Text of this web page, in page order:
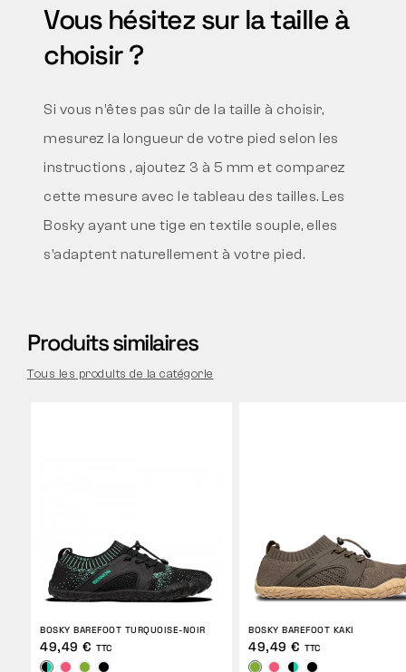
Vous hésitez sur la taille à
choisir ?
Si vous n’êtes pas sûr de la taille à choisir,
mesurez la longueur de votre pied selon les
instructions , ajoutez 3 à 5 mm et comparez
cette mesure avec le tableau des tailles. Les
Bosky ayant une tige en textile souple, elles
s’adaptent naturellement à votre pied.
Produits similaires
Tous les produits de la catégorie
BOSKY BAREFOOT TURQUOISE-NOIR
49,49 € TTC
BOSKY BAREFOOT KAKI
49,49 € TTC